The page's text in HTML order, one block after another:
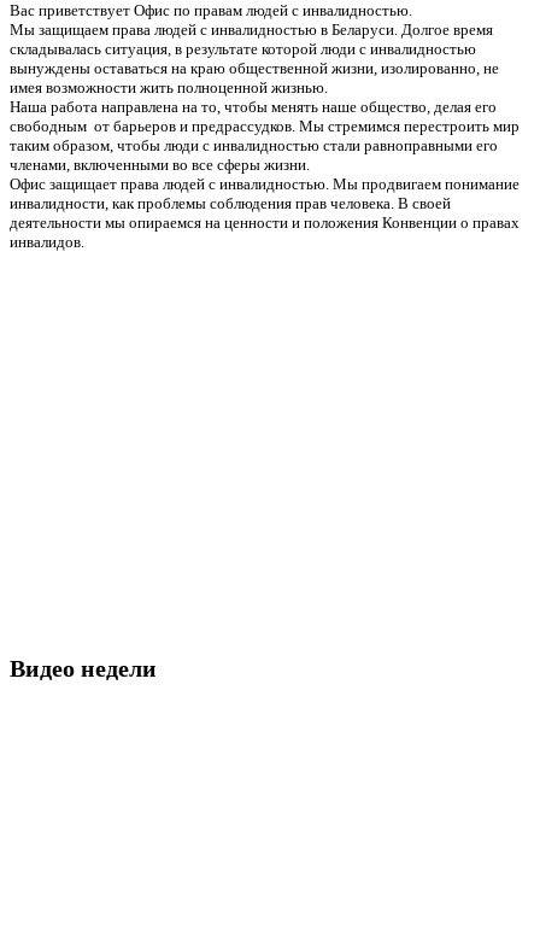
Вас приветствует Офис по правам людей с инвалидностью.
Мы защищаем права людей с инвалидностью в Беларуси. Долгое время
складывалась ситуация, в результате которой люди с инвалидностью
вынуждены оставаться на краю общественной жизни, изолированно, не
имея возможности жить полноценной жизнью.
Наша работа направлена на то, чтобы менять наше общество, делая его
свободным от барьеров и предрассудков. Мы стремимся перестроить мир
таким образом, чтобы люди с инвалидностью стали равноправными его
членами, включенными во все сферы жизни.
Офис защищает права людей с инвалидностью. Мы продвигаем понимание
инвалидности, как проблемы соблюдения прав человека. В своей
деятельности мы опираемся на ценности и положения Конвенции о правах
инвалидов.
Видео недели